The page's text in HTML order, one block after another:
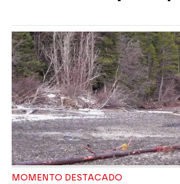
MOMENTO DESTACADO